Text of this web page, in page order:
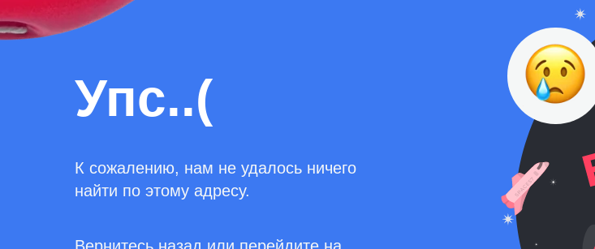
Упс..(
К сожалению, нам не удалось ничего
найти по этому адресу.